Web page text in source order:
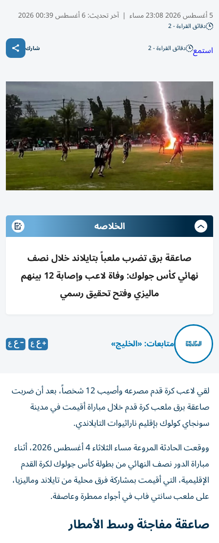
5 أغسطس 2026 23:08 مساء | آخر تحديث:6 أغسطس 00:39 2026
دقائق القراءة - 2
استمع دقائق القراءة - 2 شارك
الخلاصه
صاعقة برق تضرب ملعباً بتايلاند خلال نصف
نهائي كأس جولوك: وفاة لاعب وإصابة 12 بينهم
ماليزي وفتح تحقيق رسمي
متابعات: «الخليج»
لقي لاعب كرة قدم مصرعه وأصيب 12 شخصاً، بعد أن ضربت
صاعقة برق ملعب كرة قدم خلال مباراة أقيمت في مدينة
سونجاي كولوك بإقليم ناراثيوات التايلاندي.
ووقعت الحادثة المروعة مساء الثلاثاء 4 أغسطس 2026، أثناء
مباراة الدور نصف النهائي من بطولة كأس جولوك لكرة القدم
الإقليمية، التي أقيمت بمشاركة فرق محلية من تايلاند وماليزيا،
على ملعب سانتي فاب في أجواء ممطرة وعاصفة.
صاعقة مفاجئة وسط الأمطار